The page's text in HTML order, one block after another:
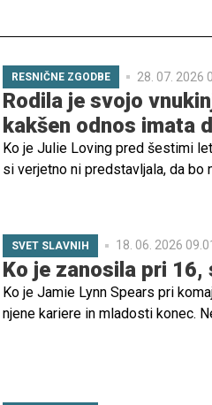
RESNIČNE ZGODBE 28. 07. 2026
Rodila je svojo
kakšen odnos imata
Ko je Julie Loving pred šestimi
si verjetno ni predstavljala, da bo
SVET SLAVNIH 18. 06. 2026 09.01
Ko je zanosila pri
Ko je Jamie Lynn Spears pri
njene kariere in mladosti konec.